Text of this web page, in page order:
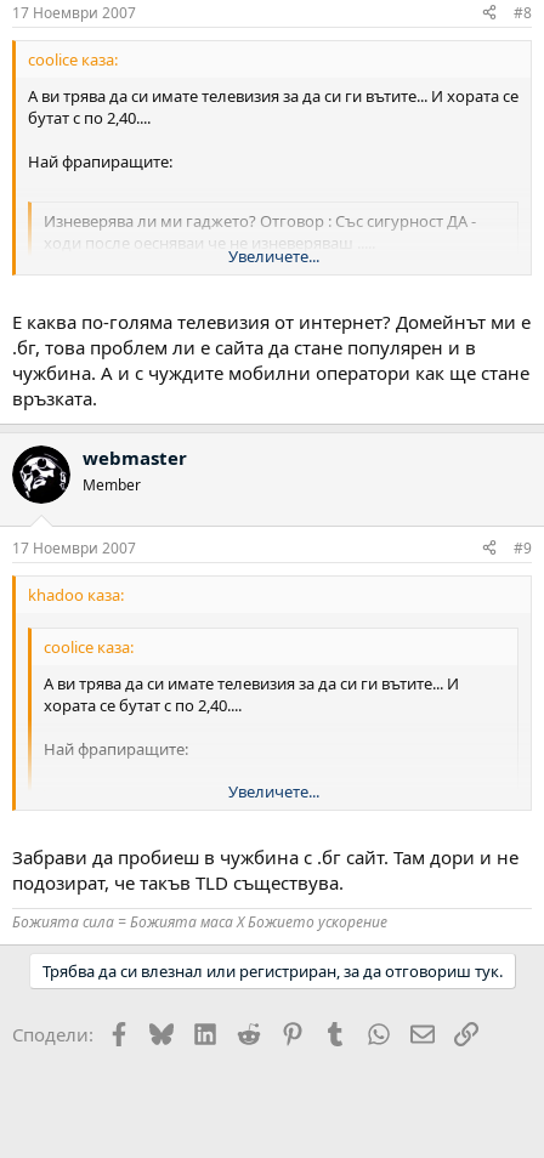
17 Ноември 2007 #8
coolice каза:
А ви трява да си имате телевизия за да си ги вътите... И хората се
бутат с по 2,40....
Най фрапиращите:
Изневерява ли ми гаджето? Отговор : Със сигурност ДА -
ходи после оесняваи че не изневеряваш .....
Увеличете...
Е каква по-голяма телевизия от интернет? Домейнът ми е
.бг, това проблем ли е сайта да стане популярен и в
чужбина. А и с чуждите мобилни оператори как ще стане
връзката.
webmaster
Member
17 Ноември 2007 #9
khadoo каза:
coolice каза:
А ви трява да си имате телевизия за да си ги вътите... И
хората се бутат с по 2,40....
Най фрапиращите:
Изневерява ли ми гаджето? Отговор : Със сигурност ДА -
Ще ме приемат ли в университет? Със сигурност НЕ -
Увеличете...
Е каква по-голяма телевизия от интернет? Домейнът ми е .бг,
това проблем ли е сайта да стане популярен и в чужбина. А и с
чуждите мобилни оператори как ще стане връзката.
Увеличете...
Забрави да пробиеш в чужбина с .бг сайт. Там дори и не
подозират, че такъв TLD съществува.
Божията сила = Божията маса Х Божието ускорение
Трябва да си влезнал или регистриран, за да отговориш тук.
Сподели: Facebook
BlueskyLinkedIn
Reddit PinterestTumblr WhatsApp
EmailLink